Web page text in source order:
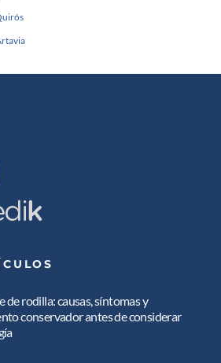
de rodilla: causas, síntomas y
conservador antes de considerar